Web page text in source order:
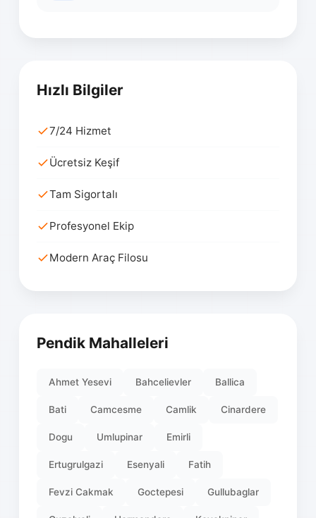
Hızlı Bilgiler
7/24 Hizmet
Ücretsiz Keşif
Tam Sigortalı
Profesyonel Ekip
Modern Araç Filosu
Pendik Mahalleleri
Ahmet Yesevi Bahcelievler Ballica
Bati Camcesme Camlik Cinardere
Dogu Umlupinar Emirli
Ertugrulgazi Esenyali Fatih
Fevzi Cakmak Goctepesi Gullubaglar